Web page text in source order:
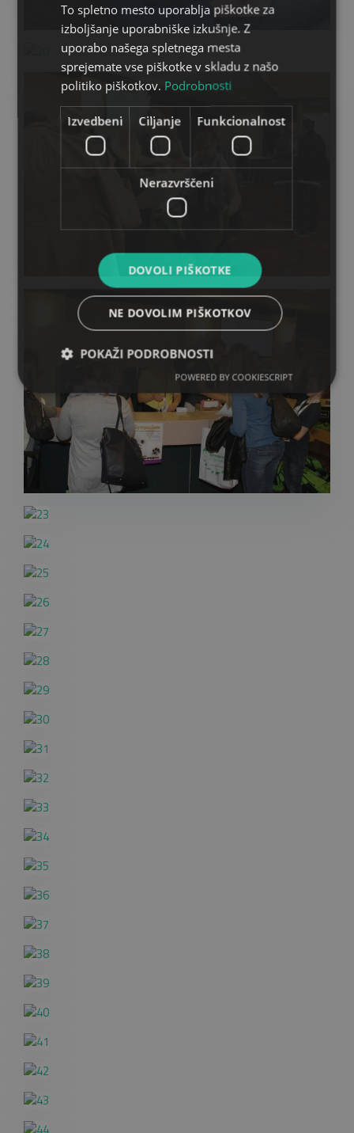
To spletno mesto uporablja piškotke za
izboljšanje uporabniške izkušnje. Z
uporabo našega spletnega mesta
sprejemate vse piškotke v skladu z našo
politiko piškotkov. Podrobnosti
Izvedbeni Ciljanje Funkcionalnost
Nerazvrščeni
DOVOLI PIŠKOTKE
NE DOVOLIM PIŠKOTKOV
POKAŽI PODROBNOSTI
POWERED BY COOKIESCRIPT